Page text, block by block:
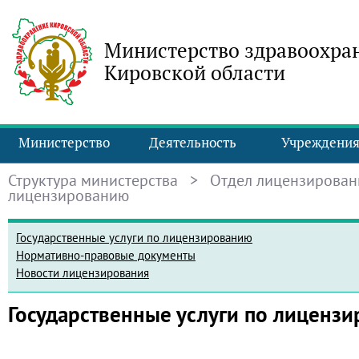
Министерство
Кировской области
Министерство Деятельность Учреждения
Структура министерства > Отдел
лицензированию
Государственные услуги по лицензированию
Нормативно-правовые документы
Новости лицензирования
Государственные услуги по